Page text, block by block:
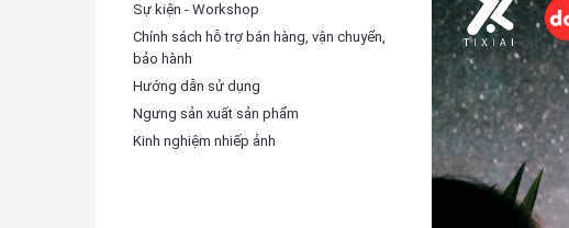
Sự kiện - Workshop
Chính sách hỗ trợ bán hàng, vận chuyển,
bảo hành
Hướng dẫn sử dụng
Ngưng sản xuất sản phẩm
Kinh nghiệm nhiếp ảnh